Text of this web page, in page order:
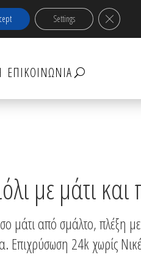
άνω των 30€!
ΕΠΙΚΟΙΝΩΝΊΑ
με μάτι και
μάτι από σμάλτο, πλέξη
24k χωρίς
Settings Κλείσιμο